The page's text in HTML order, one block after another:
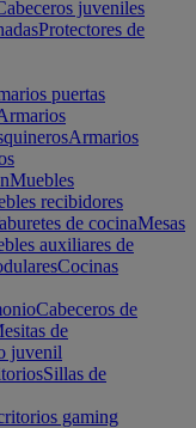
juveniles
Protectores de
puertas
Armarios
Muebles
recibidores
de cocinaMesas
auxiliares de
Cocinas
Cabeceros de
de
juvenil
Sillas de
gaming